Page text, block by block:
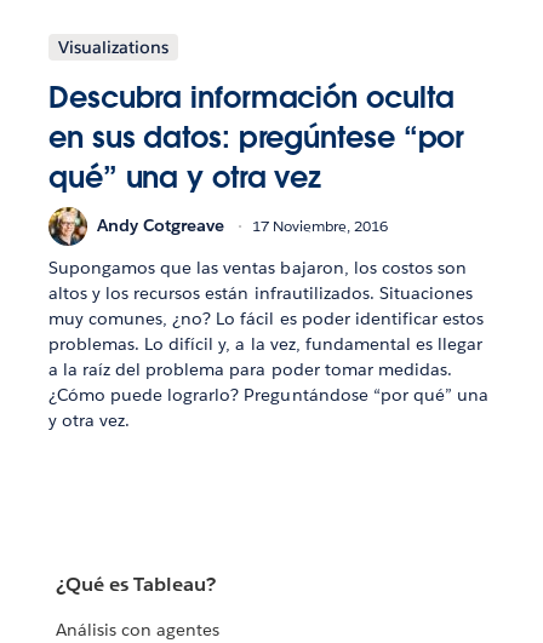
Visualizations
Descubra información oculta
en sus datos: pregúntese “por
qué” una y otra vez
Andy Cotgreave 17 Noviembre, 2016
Supongamos que las ventas bajaron, los costos son
altos y los recursos están infrautilizados. Situaciones
muy comunes, ¿no? Lo fácil es poder identificar estos
problemas. Lo difícil y, a la vez, fundamental es llegar
a la raíz del problema para poder tomar medidas.
¿Cómo puede lograrlo? Preguntándose “por qué” una
y otra vez.
¿Qué es Tableau?
Análisis con agentes